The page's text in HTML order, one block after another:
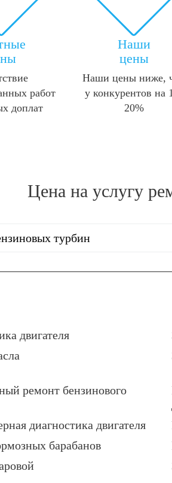
работ
доплат
Наши
цены
Наши цены ниже,
у конкурентов на
20%
Цена на услугу
турбин
двигателя
ремонт бензинового
диагностика двигателя
барабанов